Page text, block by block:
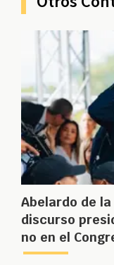
Abelardo de
discurso
no en el